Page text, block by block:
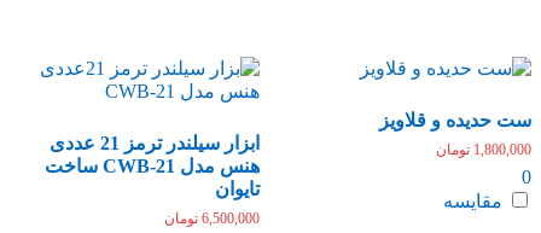
ست حدیده و قلاویز
1,800,000 تومان
0
مقایسه
ابزار سیلندر ترمز 21 عددی
هنس مدل CWB-21 ساخت
تایوان
6,500,000 تومان